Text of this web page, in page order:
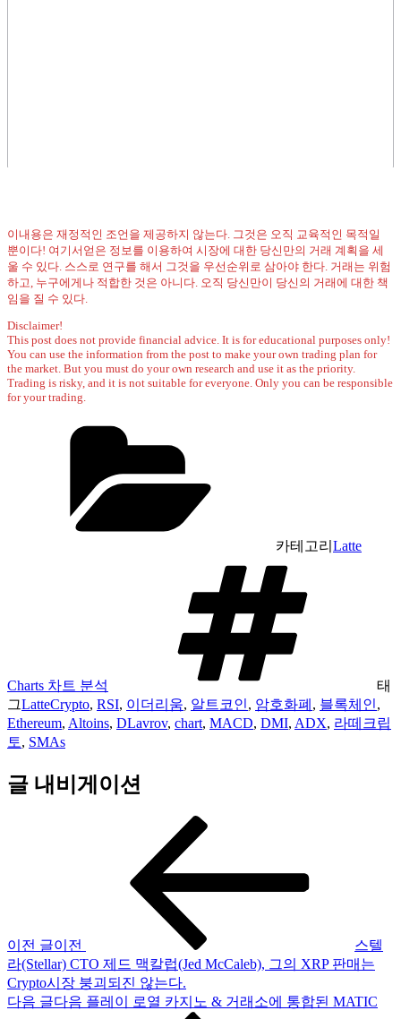
이내용은 재정적인 조언을 제공하지 않는다. 그것은 오직 교육적인 목적일
뿐이다! 여기서얻은 정보를 이용하여 시장에 대한 당신만의 거래 계획을 세
울 수 있다. 스스로 연구를 해서 그것을 우선순위로 삼아야 한다. 거래는 위험
하고, 누구에게나 적합한 것은 아니다. 오직 당신만이 당신의 거래에 대한 책
임을 질 수 있다.
Disclaimer!
This post does not provide financial advice. It is for educational purposes only!
You can use the information from the post to make your own trading plan for
the market. But you must do your own research and use it as the priority.
Trading is risky, and it is not suitable for everyone. Only you can be responsible
for your trading.
카테고리 Latte
Charts 차트 분석
태
그LatteCrypto, RSI, 이더리움, 알트코인, 암호화폐 , 블록체인,
Ethereum, Altoins, DLavrov, chart, MACD, DMI, ADX, 라떼크립
토, SMAs
글 내비게이션
이전 글이전
스텔
라(Stellar) CTO 제드 맥칼럽(Jed McCaleb), 그의 XRP 판매는
Crypto시장 붕괴되진 않는다.
다음 글다음 플레이 로열 카지노 & 거래소에 통합된 MATIC